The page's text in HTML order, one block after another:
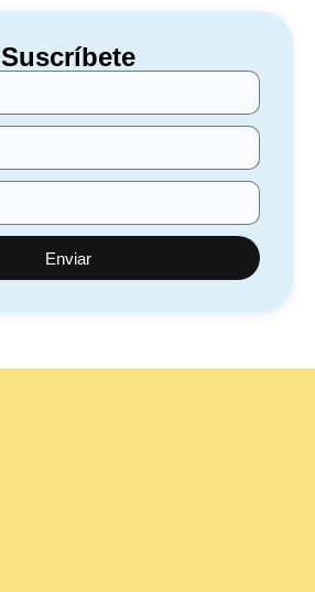
Suscríbete
Enviar